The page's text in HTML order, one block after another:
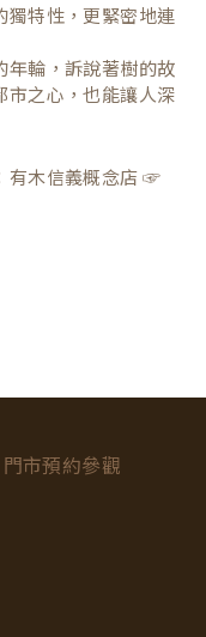
獨特性，更緊密地連
年輪，訴說著樹的故
市之心，也能讓人深
有木信義概念店 ☞